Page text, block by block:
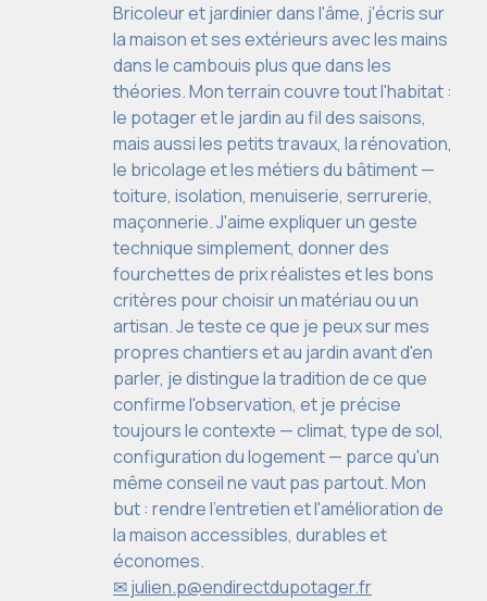
Bricoleur et jardinier dans l'âme, j'écris sur
la maison et ses extérieurs avec les mains
dans le cambouis plus que dans les
théories. Mon terrain couvre tout l'habitat :
le potager et le jardin au fil des saisons,
mais aussi les petits travaux, la rénovation,
le bricolage et les métiers du bâtiment —
toiture, isolation, menuiserie, serrurerie,
maçonnerie. J'aime expliquer un geste
technique simplement, donner des
fourchettes de prix réalistes et les bons
critères pour choisir un matériau ou un
artisan. Je teste ce que je peux sur mes
propres chantiers et au jardin avant d'en
parler, je distingue la tradition de ce que
confirme l'observation, et je précise
toujours le contexte — climat, type de sol,
configuration du logement — parce qu'un
même conseil ne vaut pas partout. Mon
but : rendre l'entretien et l'amélioration de
la maison accessibles, durables et
économes.
✉ julien.p@endirectdupotager.fr